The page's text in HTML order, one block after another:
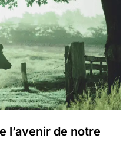
l’avenir de notre